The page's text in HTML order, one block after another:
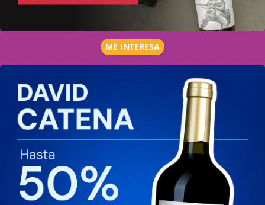
ME INTERESA